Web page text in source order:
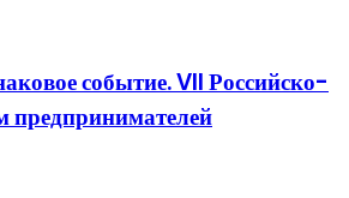
событие. VII Российско-
предпринимателей